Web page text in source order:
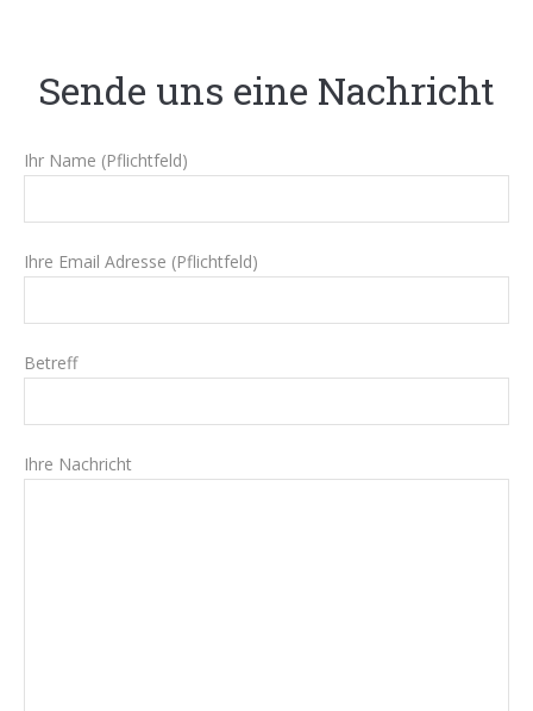
Sende uns eine Nachricht
Ihr Name (Pflichtfeld)
Ihre Email Adresse (Pflichtfeld)
Betreff
Ihre Nachricht